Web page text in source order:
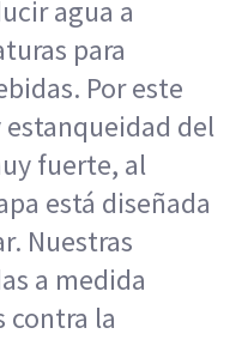
agua a
para
Por este
del
fuerte, al
está diseñada
Nuestras
a medida
contra la